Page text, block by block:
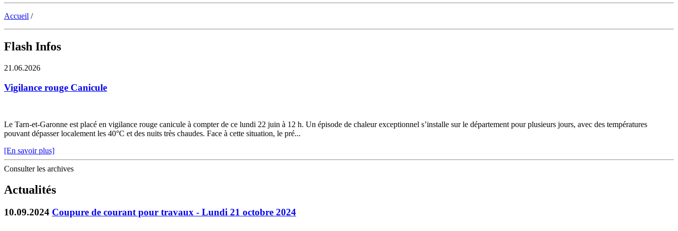
Accueil /
Flash Infos
21.06.2026
Vigilance rouge Canicule
Le Tarn-et-Garonne est placé en vigilance rouge canicule à compter de ce lundi 22 juin à 12 h. Un épisode de chaleur exceptionnel s’installe sur le département pour plusieurs jours, avec des températures
pouvant dépasser localement les 40°C et des nuits très chaudes. Face à cette situation, le pré...
[En savoir plus]
Consulter les archives
Actualités
10.09.2024 Coupure de courant pour travaux - Lundi 21 octobre 2024